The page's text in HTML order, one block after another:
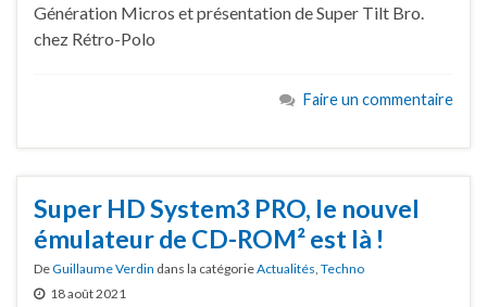
Génération Micros et présentation de Super Tilt Bro.
chez Rétro-Polo
Faire un commentaire
Super HD System3 PRO, le nouvel
émulateur de CD-ROM² est là !
DeGuillaume Verdin dans la catégorieActualités, Techno
18 août 2021